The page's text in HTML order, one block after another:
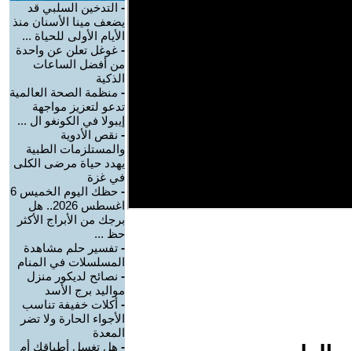
- التدخين السلبي قد
يضعف مينا الأسنان منذ
الأيام الأولى للحياة ...
- غوغل تعلن عن واحدة
من أفضل الساعات
الذكية
- منظمة الصحة العالمية
تدعو لتعزيز مواجهة
إيبولا في الكونغو ال ...
- نقص الأدوية
والمستلزمات الطبية
يهدد حياة مرضى الكلى
في غزة
-
حظك اليوم الخميس 6
اغسطس 2026.. هل
برجك من الأبراج الأكثر
حظ ...
- تفسير حلم مشاهدة
المسلسلات في المنام
- نصائح لديكور منزل
مواليد برج الأسد‎
- أكلات خفيفة تناسب
الأجواء الحارة ولا تضر
المعدة
- هل تغسل أطباقك أم